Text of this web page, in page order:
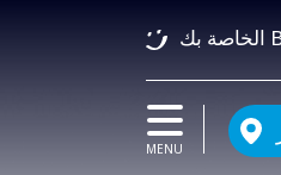
MENU